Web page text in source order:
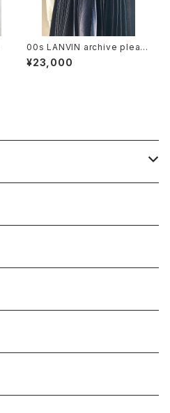
00s LANVIN archive pleats
skirt
¥23,000